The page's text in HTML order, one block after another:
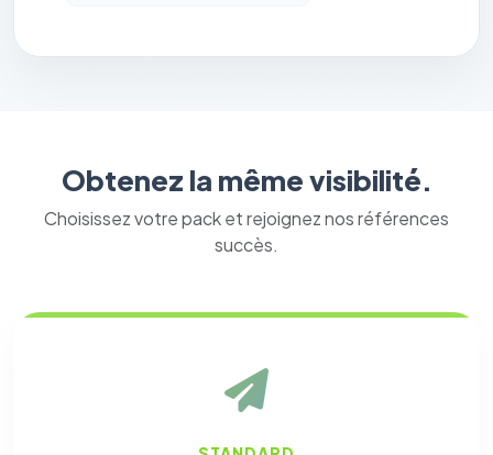
Obtenez la même visibilité.
Choisissez votre pack et rejoignez nos références
succès.